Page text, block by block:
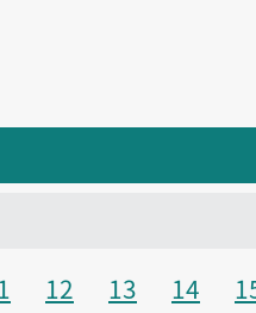
12 13 14